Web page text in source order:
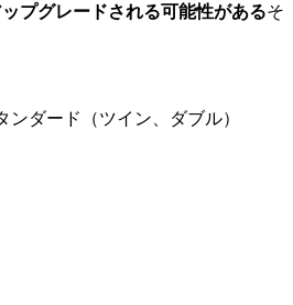
プグレードされる可能性があるそ
ンダード（ツイン、ダブル）